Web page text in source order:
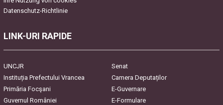
Datenschutz-Richtlinie
LINK-URI RAPIDE
UNCJR
Senat
Instituția Prefectului Vrancea
Camera Deputaților
Primăria Focşani
E-Guvernare
Guvernul României
E-Formulare